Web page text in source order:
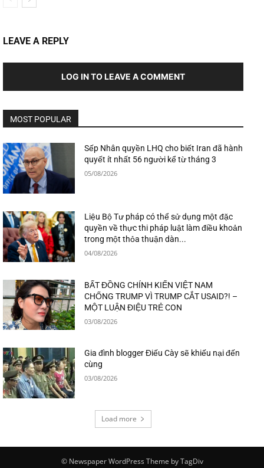
LEAVE A REPLY
LOG IN TO LEAVE A COMMENT
MOST POPULAR
Sếp Nhân quyền LHQ cho biết Iran đã hành
quyết ít nhất 56 người kể từ tháng 3
05/08/2026
Liệu Bộ Tư pháp có thể sử dụng một đặc
quyền về thực thi pháp luật làm điều khoản
trong một thỏa thuận dàn...
04/08/2026
BẤT ĐỒNG CHÍNH KIẾN VIỆT NAM
CHỐNG TRUMP VÌ TRUMP CẮT USAID?! –
MỘT LUẬN ĐIỆU TRẺ CON
03/08/2026
Gia đình blogger Điếu Cày sẽ khiếu nại đến
cùng
03/08/2026
Load more
© Newspaper WordPress Theme by TagDiv